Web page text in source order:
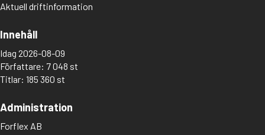
Aktuell driftinformation
Innehåll
Idag 2026-08-09
Författare: 7 048 st
Titlar: 185 360 st
Administration
Forflex AB